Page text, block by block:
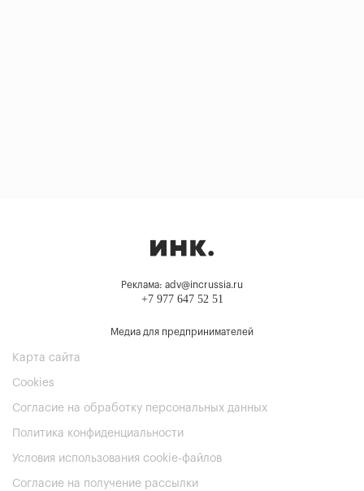
Реклама: adv@incrussia.ru
+7 977 647 52 51
Медиа для предпринимателей
Карта сайта
Cookies
Согласие на обработку персональных данных
Политика конфиденциальности
Условия использования cookie-файлов
Согласие на получение рассылки